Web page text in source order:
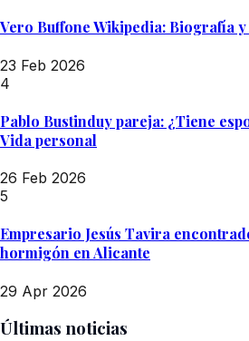
Vero Buffone Wikipedia: Biografía
23 Feb 2026
4
Pablo Bustinduy pareja: ¿Tiene
Vida personal
26 Feb 2026
5
Empresario Jesús Tavira
hormigón en Alicante
29 Apr 2026
Últimas noticias